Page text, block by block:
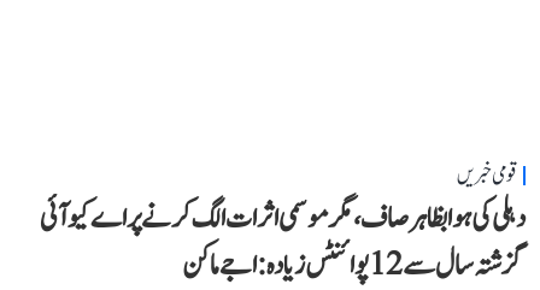
قومی خبریں
دہلی کی ہوا بظاہر صاف، مگر موسمی اثرات الگ کرنے پر اے کیو آئی
گزشتہ سال سے 12 پوائنٹس زیادہ: اجے ماکن